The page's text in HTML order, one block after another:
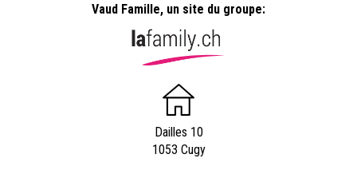
Vaud Famille, un site du groupe:
Dailles 10
1053 Cugy